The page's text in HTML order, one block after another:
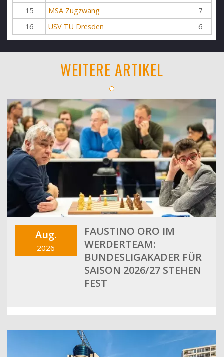
15
MSA Zugzwang
7
16
USV TU Dresden 6
WEITERE ARTIKEL
Aug.
2026
FAUSTINO ORO IM
WERDERTEAM:
BUNDESLIGAKADER FÜR
SAISON 2026/27 STEHEN
FEST